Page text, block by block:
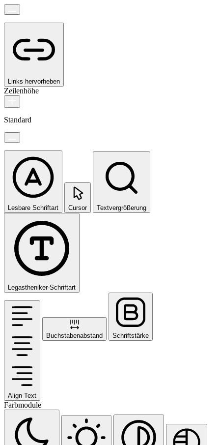
Links hervorheben
Zeilenhöhe
Standard
Lesbare Schriftart Cursor Textvergrößerung
Legastheniker-Schriftart
Align Text
Buchstabenabstand Schriftstärke
Farbmodule